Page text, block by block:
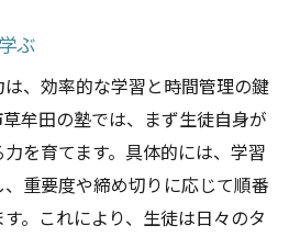
ぶ
、効率的な学習と時間管理の鍵
牟田の塾では、まず生徒自身が
を育てます。具体的には、学習
重要度や締め切りに応じて順番
。これにより、生徒は日々のタ